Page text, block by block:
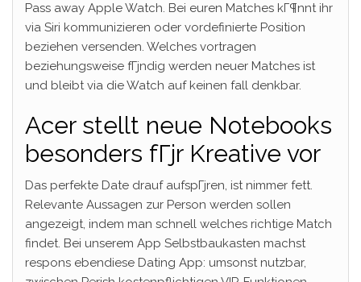
Pass away Apple Watch. Bei euren Matches kГ¶nnt ihr
via Siri kommunizieren oder vordefinierte Position
beziehen versenden. Welches vortragen
beziehungsweise fГјndig werden neuer Matches ist
und bleibt via die Watch auf keinen fall denkbar.
Acer stellt neue Notebooks
besonders fГјr Kreative vor
Das perfekte Date drauf aufspГјren, ist nimmer fett.
Relevante Aussagen zur Person werden sollen
angezeigt, indem man schnell welches richtige Match
findet. Bei unserem App Selbstbaukasten machst
respons ebendiese Dating App: umsonst nutzbar,